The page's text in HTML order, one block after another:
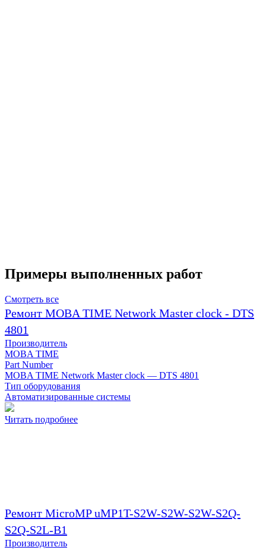
Примеры выполненных работ
Смотреть все
Ремонт MOBA TIME Network Master clock - DTS
4801
Производитель
MOBA TIME
Part Number
MOBA TIME Network Master clock — DTS 4801
Тип оборудования
Автоматизированные системы
Читать подробнее
Ремонт MicroMP uMP1T-S2W-S2W-S2W-S2Q-
S2Q-S2L-B1
Производитель